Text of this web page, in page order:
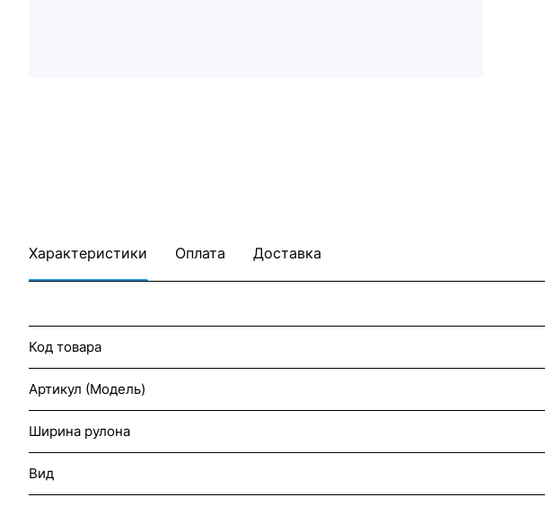
Характеристики Оплата Доставка
Код товара
Артикул (Модель)
Ширина рулона
Вид